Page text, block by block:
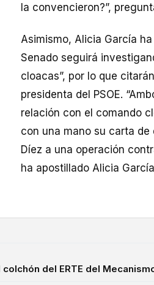
la convencieron?”,
Asimismo, Alicia García
Senado seguirá
cloacas”, por lo que
presidenta del PSOE.
relación con el comando
con una mano su carta
Díez a una operación
ha apostillado Alicia
del ERTE del